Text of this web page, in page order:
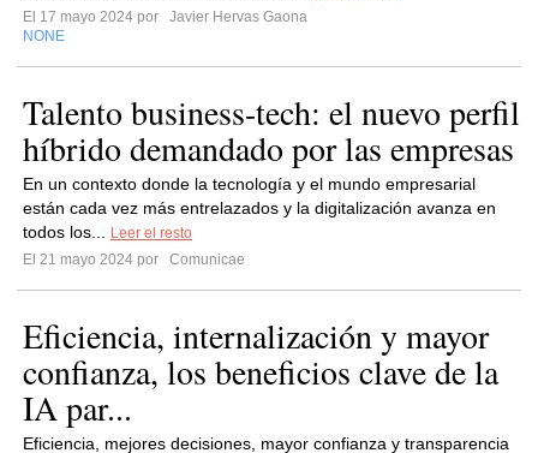
El 17 mayo 2024 por
Javier Hervas Gaona
NONE
Talento business-tech: el nuevo perfil
híbrido demandado por las empresas
En un contexto donde la tecnología y el mundo empresarial
están cada vez más entrelazados y la digitalización avanza en
todos los...
Leer el resto
El 21 mayo 2024 por
Comunicae
Eficiencia, internalización y mayor
confianza, los beneficios clave de la
IA par...
Eficiencia, mejores decisiones, mayor confianza y transparencia